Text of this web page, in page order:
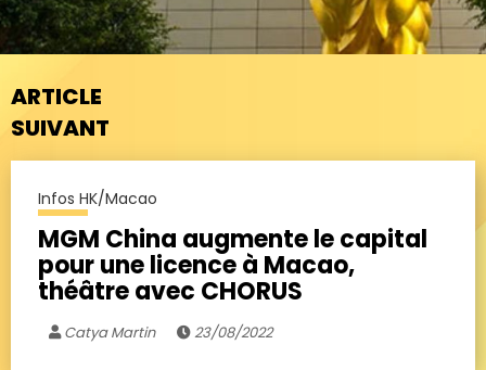
ARTICLE
SUIVANT
Infos HK/Macao
MGM China augmente le capital
pour une licence à Macao,
théâtre avec CHORUS
Catya Martin 23/08/2022